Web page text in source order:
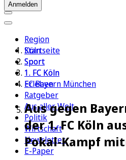
Anmelden
Region
Köln
Sport
1. FC Köln
Erleben
Ratgeber
Aus aller Welt
Politik
Wirtschaft
Newsletter
E-Paper
Startseite
Sport
1. FC Köln
FC Bayern München
Aus gegen
der 1. FC Köln
Pokal-Kampf